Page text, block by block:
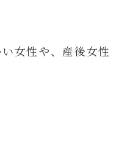
女性や、産後女性